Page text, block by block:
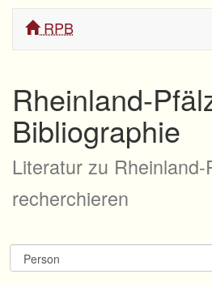
RPB
Rheinland-
Bibliographie
Literatur zu Rheinland-
recherchieren